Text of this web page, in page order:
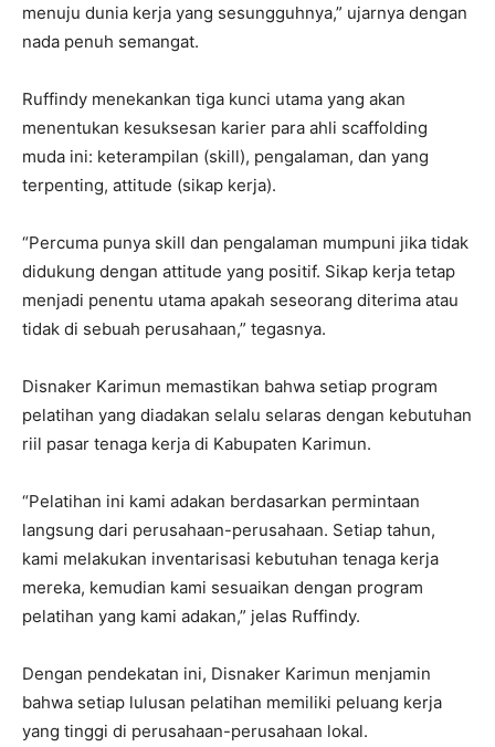
menuju dunia kerja yang sesungguhnya,” ujarnya dengan
nada penuh semangat.
Ruffindy menekankan tiga kunci utama yang akan
menentukan kesuksesan karier para ahli scaffolding
muda ini: keterampilan (skill), pengalaman, dan yang
terpenting, attitude (sikap kerja).
“Percuma punya skill dan pengalaman mumpuni jika tidak
didukung dengan attitude yang positif. Sikap kerja tetap
menjadi penentu utama apakah seseorang diterima atau
tidak di sebuah perusahaan,” tegasnya.
Disnaker Karimun memastikan bahwa setiap program
pelatihan yang diadakan selalu selaras dengan kebutuhan
riil pasar tenaga kerja di Kabupaten Karimun.
“Pelatihan ini kami adakan berdasarkan permintaan
langsung dari perusahaan-perusahaan. Setiap tahun,
kami melakukan inventarisasi kebutuhan tenaga kerja
mereka, kemudian kami sesuaikan dengan program
pelatihan yang kami adakan,” jelas Ruffindy.
Dengan pendekatan ini, Disnaker Karimun menjamin
bahwa setiap lulusan pelatihan memiliki peluang kerja
yang tinggi di perusahaan-perusahaan lokal.